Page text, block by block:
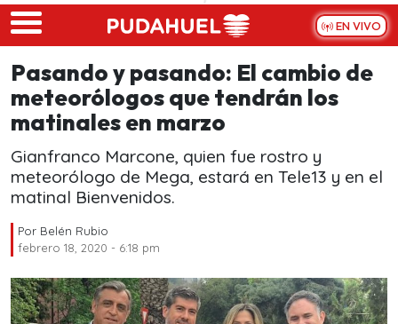
Skip to main content
EN VIVO
Pasando y pasando: El cambio de
meteorólogos que tendrán los
matinales en marzo
Gianfranco Marcone, quien fue rostro y
meteorólogo de Mega, estará en Tele13 y en el
matinal Bienvenidos.
Por Belén Rubio
febrero 18, 2020 - 6:18 pm